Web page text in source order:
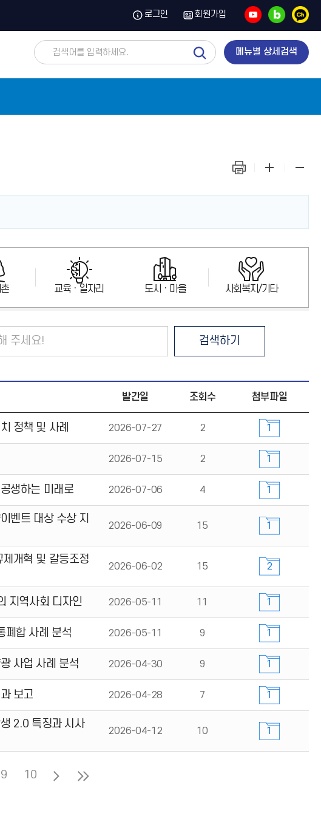
로그인 회원가입
유
튜
브
블
로
그
카
카
오
채
널
메뉴별 상세검색
통
합
검
화
면
면
면
교육ㆍ일자리 도시ㆍ마을 사회복지/기타
검색하기
발간일 조회수 첨부파일
정책 및 사례 2026-07-27 2 1
2026-07-15 2 1
생하는 미래로 2026-07-06 4 1
벤트 대상 수상 지
2026-06-09 15 1
개혁 및 갈등조정
2026-06-02 15 2
지역사회 디자인 2026-05-11 11 1
폐합 사례 분석 2026-05-11 9 1
사업 사례 분석 2026-04-30 9 1
보고 2026-04-28 7 1
2.0 특징과 시사
2026-04-12 10 1
9 10